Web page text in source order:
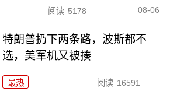
阅读 5178 08-06
特朗普扔下两条路，波斯都不
选，美军机又被揍
最热 阅读 16591